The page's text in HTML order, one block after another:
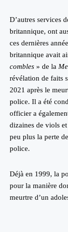
D’autres services
britannique, ont
ces dernières
britannique avait
combles » de la
révélation de faits
2021 après le
police. Il a été
officier a
dizaines de viols
peu plus la perte
police.
Déjà en 1999, la
pour la manière
meurtre d’un